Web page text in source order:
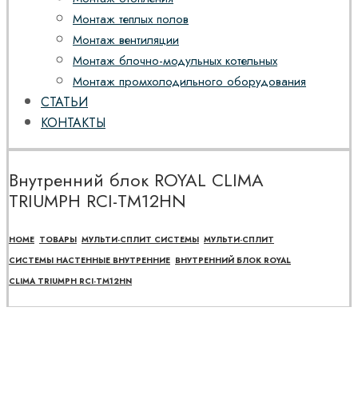
Монтаж теплых полов
Монтаж вентиляции
Монтаж блочно-модульных котельных
Монтаж промхолодильного оборудования
СТАТЬИ
КОНТАКТЫ
Внутренний блок ROYAL CLIMA
TRIUMPH RCI-TM12HN
HOME ТОВАРЫ МУЛЬТИ-СПЛИТ СИСТЕМЫ МУЛЬТИ-СПЛИТ
СИСТЕМЫ НАСТЕННЫЕ ВНУТРЕННИЕ ВНУТРЕННИЙ БЛОК ROYAL
CLIMA TRIUMPH RCI-TM12HN